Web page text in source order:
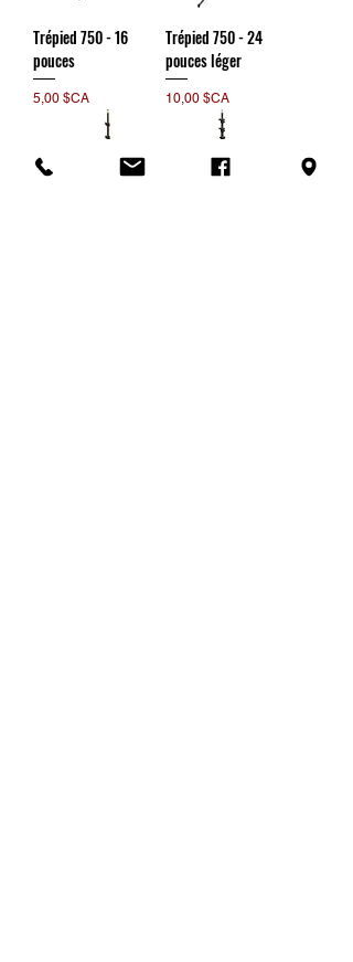
Trépied 750 - 16
pouces
Prix
5,00 $CA
Trépied 750 - 24
pouces léger
Prix
10,00 $CA